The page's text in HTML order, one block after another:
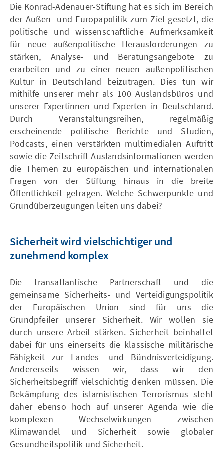
Die Konrad-Adenauer-Stiftung hat es sich im Bereich
der Außen- und Europapolitik zum Ziel gesetzt, die
politische und wissenschaftliche Aufmerksamkeit
für neue außenpolitische Herausforderungen zu
stärken, Analyse- und Beratungsangebote zu
erarbeiten und zu einer neuen außenpolitischen
Kultur in Deutschland beizutragen. Dies tun wir
mithilfe unserer mehr als 100 Auslandsbüros und
unserer Expertinnen und Experten in Deutschland.
Durch Veranstaltungsreihen, regelmäßig
erscheinende politische Berichte und Studien,
Podcasts, einen verstärkten multimedialen Auftritt
sowie die Zeitschrift Auslandsinformationen werden
die Themen zu europäischen und internationalen
Fragen von der Stiftung hinaus in die breite
Öffentlichkeit getragen. Welche Schwerpunkte und
Grundüberzeugungen leiten uns dabei?
Sicherheit wird vielschichtiger und
zunehmend komplex
Die transatlantische Partnerschaft und die
gemeinsame Sicherheits- und Verteidigungspolitik
der Europäischen Union sind für uns die
Grundpfeiler unserer Sicherheit. Wir wollen sie
durch unsere Arbeit stärken. Sicherheit beinhaltet
dabei für uns einerseits die klassische militärische
Fähigkeit zur Landes- und Bündnisverteidigung.
Andererseits wissen wir, dass wir den
Sicherheitsbegriff vielschichtig denken müssen. Die
Bekämpfung des islamistischen Terrorismus steht
daher ebenso hoch auf unserer Agenda wie die
komplexen Wechselwirkungen zwischen
Klimawandel und Sicherheit sowie globaler
Gesundheitspolitik und Sicherheit.